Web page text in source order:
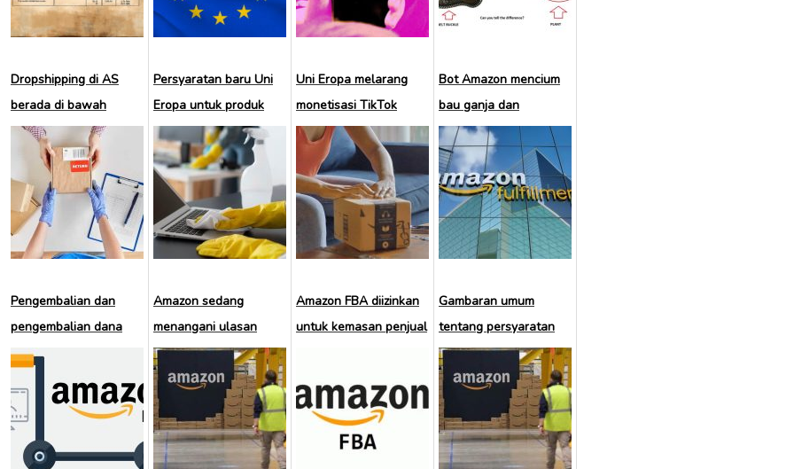
Dropshipping di AS
berada di bawah
ancaman
Persyaratan baru Uni
Eropa untuk produk
GPSR
Uni Eropa melarang
monetisasi TikTok
Bot Amazon mencium
bau ganja dan
menghukum ribuan
penjual
Pengembalian dan
pengembalian dana
atas penjualan melalui
Amazon FBA
Amazon sedang
menangani ulasan
palsu
Amazon FBA diizinkan
untuk kemasan penjual
Gambaran umum
tentang persyaratan
inventaris FBA